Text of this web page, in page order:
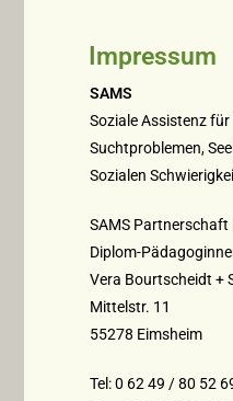
Impressum
SAMS
Soziale Assistenz
Suchtproblemen,
Sozialen
SAMS
Diplom-
Vera Bourtscheidt +
Mittelstr. 11
55278 Eimsheim
Tel: 0 62 49 / 80 52